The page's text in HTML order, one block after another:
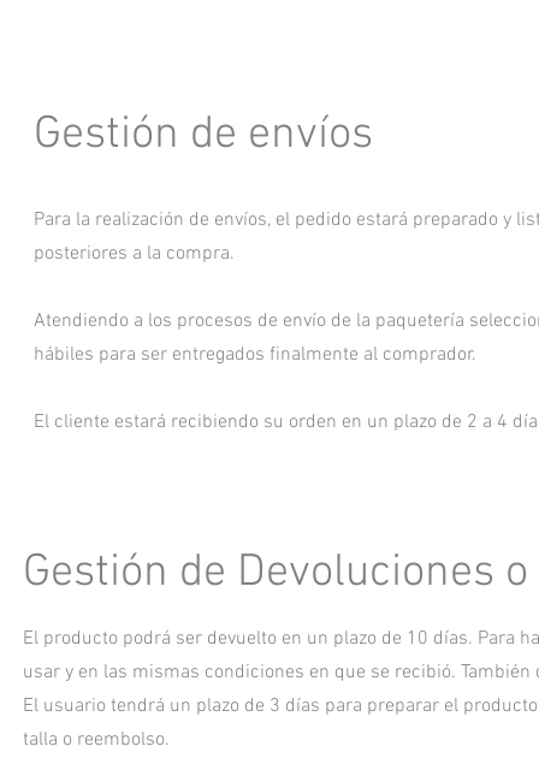
Gestión de envíos
Para la realización de envíos, el pedido estará preparado y
posteriores a la compra.
Atendiendo a los procesos de envío de la paquetería
hábiles para ser entregados finalmente al comprador.
El cliente estará recibiendo su orden en un plazo de 2 a 4
Gestión de Devoluciones
El producto podrá ser devuelto en un plazo de 10 días. Para
usar y en las mismas condiciones en que se recibió.
El usuario tendrá un plazo de 3 días para preparar el
talla o reembolso.